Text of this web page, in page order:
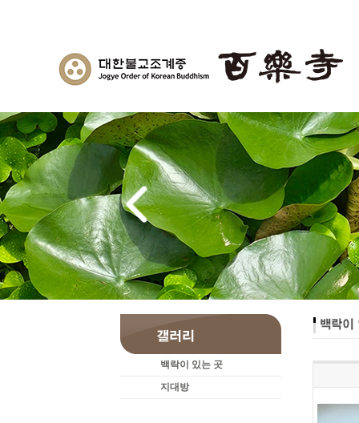
백락이 있는 곳
지대방